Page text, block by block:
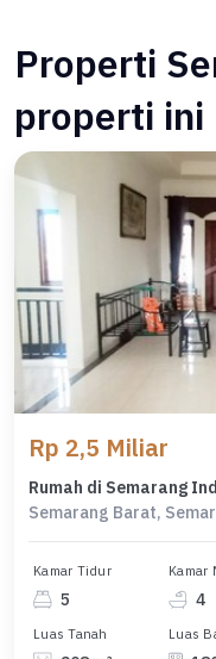
Properti
properti ini
Rp 2,5 Miliar
Rumah di Semarang
Semarang Barat,
Kamar Tidur
5
Kamar
4
Luas Tanah Luas